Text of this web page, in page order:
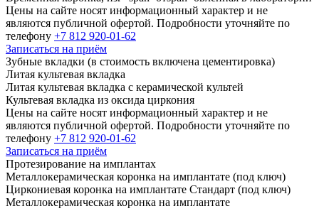
Цены на сайте носят информационный характер и не
являются публичной офертой. Подробности уточняйте по
телефону +7 812 920-01-62
Записаться на приём
Зубные вкладки (в стоимость включена цементировка)
Литая культевая вкладка
Литая культевая вкладка с керамической культей
Культевая вкладка из оксида циркония
Цены на сайте носят информационный характер и не
являются публичной офертой. Подробности уточняйте по
телефону +7 812 920-01-62
Записаться на приём
Протезирование на имплантах
Металлокерамическая коронка на имплантате (под ключ)
Циркониевая коронка на имплантате Стандарт (под ключ)
Металлокерамическая коронка на имплантате